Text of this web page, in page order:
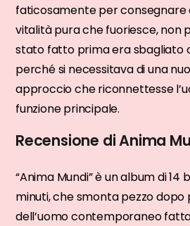
faticosamente per consegnare
vitalità pura che fuoriesce, non
stato fatto prima era sbagliato
perché si necessitava di una
approccio che riconnettesse
funzione principale.
Recensione di Anima
“Anima Mundi” è un album di 14
minuti, che smonta pezzo dopo
dell’uomo contemporaneo